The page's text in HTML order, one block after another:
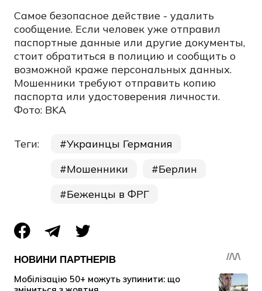
Самое безопасное действие - удалить
сообщение. Если человек уже отправил
паспортные данные или другие документы,
стоит обратиться в полицию и сообщить о
возможной краже персональных данных.
Мошенники требуют отправить копию
паспорта или удостоверения личности.
Фото: BKA
Теги:
Украинцы Германия
Мошенники
Берлин
Беженцы в ФРГ